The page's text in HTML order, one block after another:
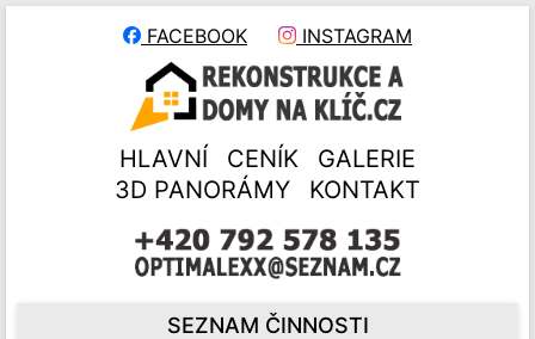
FACEBOOK INSTAGRAM
HLAVNÍ CENÍK
GALERIE
3D PANORÁMY
KONTAKT
SEZNAM ČINNOSTI